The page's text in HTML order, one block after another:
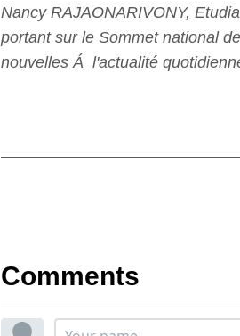
Nancy RAJAONARIVONY,
portant sur le Sommet national
nouvelles Á l'actualité
Comments